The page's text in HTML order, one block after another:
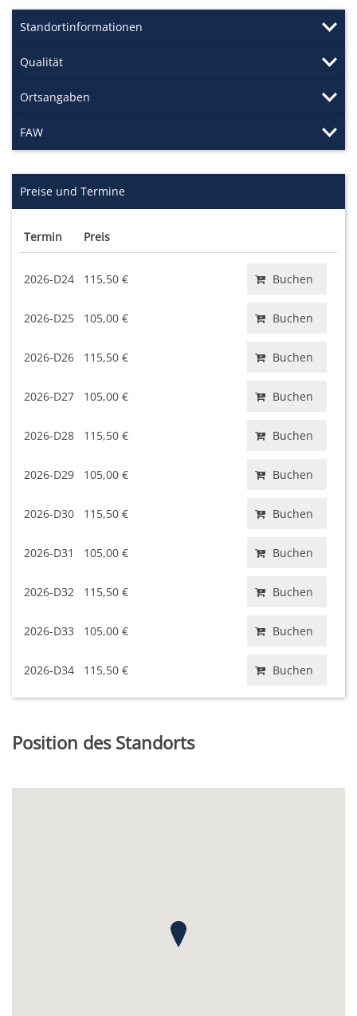
Standortinformationen
Qualität
Ortsangaben
FAW
Preise und Termine
Termin Preis
2026-D24 115,50 € Buchen
2026-D25 105,00 € Buchen
2026-D26 115,50 € Buchen
2026-D27 105,00 € Buchen
2026-D28 115,50 € Buchen
2026-D29 105,00 € Buchen
2026-D30 115,50 € Buchen
2026-D31 105,00 € Buchen
2026-D32 115,50 € Buchen
2026-D33 105,00 € Buchen
2026-D34 115,50 € Buchen
Position des Standorts